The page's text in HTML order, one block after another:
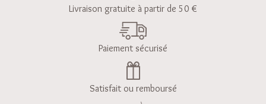
Livraison gratuite à partir de 50 €
Paiement sécurisé
Satisfait ou remboursé